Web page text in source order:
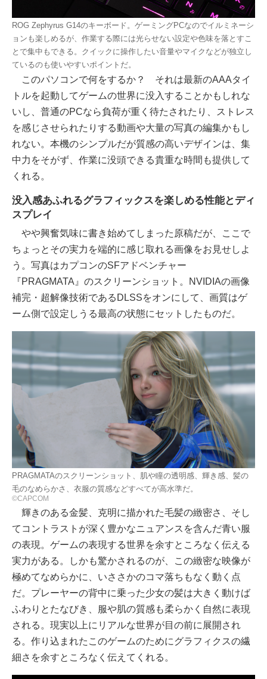
ROG Zephyrus G14のキーボード。ゲーミングPCなのでイルミネーシ
ョンも楽しめるが、作業する際には光らせない設定や色味を落とすこ
とで集中もできる。クイックに操作したい音量やマイクなどが独立し
ているのも使いやすいポイントだ。
このパソコンで何をするか？ それは最新のAAAタイ
トルを起動してゲームの世界に没入することかもしれな
いし、普通のPCなら負荷が重く待たされたり、ストレス
を感じさせられたりする動画や大量の写真の編集かもし
れない。本機のシンプルだが質感の高いデザインは、集
中力をそがず、作業に没頭できる貴重な時間も提供して
くれる。
没入感あふれるグラフィックスを楽しめる性能とディ
スプレイ
やや興奮気味に書き始めてしまった原稿だが、ここで
ちょっとその実力を端的に感じ取れる画像をお見せしよ
う。写真はカプコンのSFアドベンチャー
『PRAGMATA』のスクリーンショット。NVIDIAの画像
補完・超解像技術であるDLSSをオンにして、画質はゲ
ーム側で設定しうる最高の状態にセットしたものだ。
PRAGMATAのスクリーンショット、肌や瞳の透明感、輝き感、髪の
毛のなめらかさ、衣服の質感などすべてが高水準だ。
©CAPCOM
輝きのある金髪、克明に描かれた毛髪の緻密さ、そし
てコントラストが深く豊かなニュアンスを含んだ青い服
の表現。ゲームの表現する世界を余すところなく伝える
実力がある。しかも驚かされるのが、この緻密な映像が
極めてなめらかに、いささかのコマ落ちもなく動く点
だ。プレーヤーの背中に乗った少女の髪は大きく動けば
ふわりとたなびき、服や肌の質感も柔らかく自然に表現
される。現実以上にリアルな世界が目の前に展開され
る。作り込まれたこのゲームのためにグラフィクスの繊
細さを余すところなく伝えてくれる。